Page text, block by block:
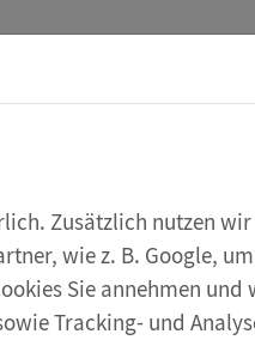
Zusätzlich nutzen
wie z. B. Google,
Sie annehmen und
Tracking- und
eXperiScout